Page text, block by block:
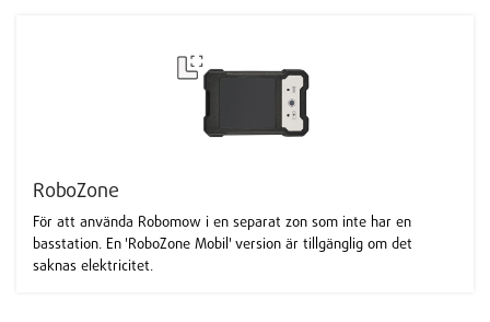
RoboZone
För att använda Robomow i en separat zon som inte har en
basstation. En 'RoboZone Mobil' version är tillgänglig om det
saknas elektricitet.